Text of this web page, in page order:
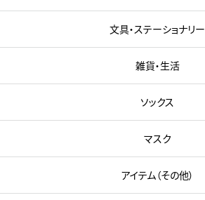
文具・ステーショナリー
雑貨・生活
ソックス
マスク
アイテム（その他）